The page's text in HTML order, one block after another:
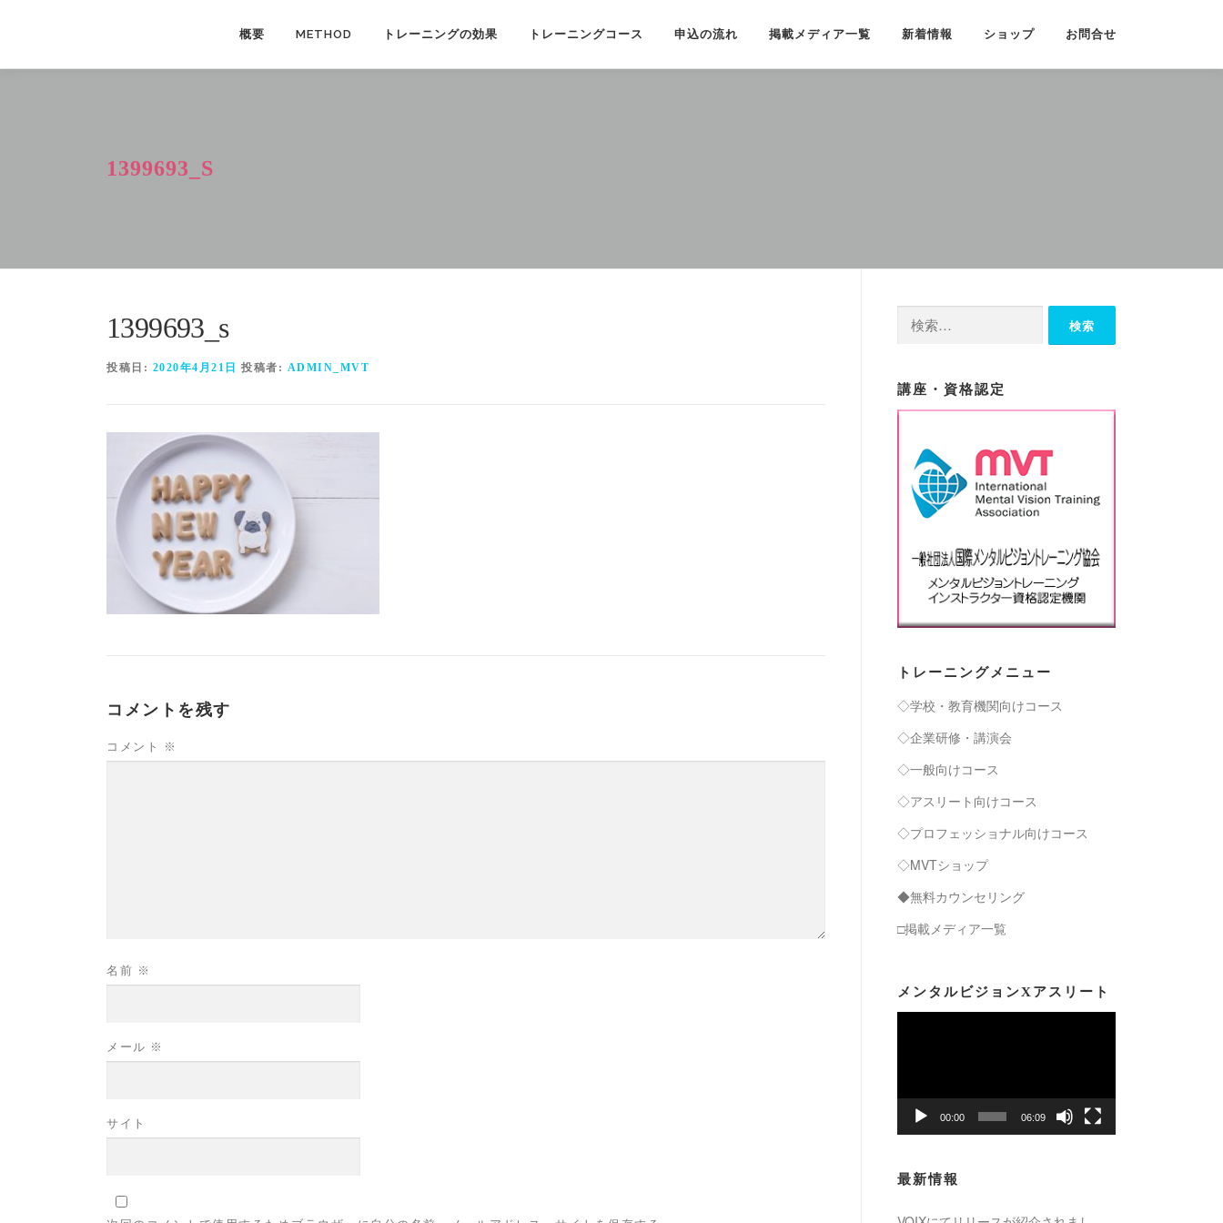
概要 METHOD トレーニングの効果 トレーニングコース 申込の流れ 掲載メディア一覧 新着情報 ショップ お問合せ
1399693_S
1399693_s
投稿日: 2020年4月21日 投稿者: ADMIN_MVT
コメントを残す
コメント ※
名前 ※
メール ※
サイト
講座・資格認定
トレーニングメニュー
◇学校・教育機関向けコース
◇企業研修・講演会
◇一般向けコース
◇アスリート向けコース
◇プロフェッショナル向けコース
◇MVTショップ
◆無料カウンセリング
□掲載メディア一覧
メンタルビジョンXアスリート
レ
ー
00:00 06:09
最新情報